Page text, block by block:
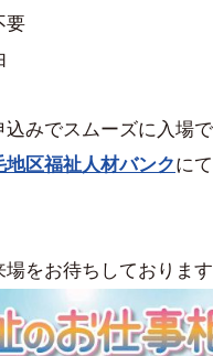
要
みでスムーズに入場で
地区福祉人材バンクに
をお待ちしております